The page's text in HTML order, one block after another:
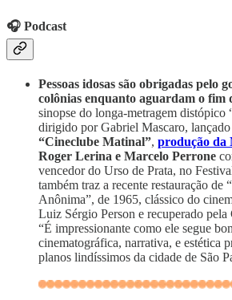
🎧 Podcast
Pessoas idosas são obrigadas pelo
colônias enquanto aguardam o fim
sinopse do longa-metragem
dirigido por Gabriel Mascaro,
“Cineclube Matinal”, produção da
Roger Lerina e Marcelo Perrone
vencedor do Urso de Prata, no
também traz a recente restauração de
Anônima”, de 1965, clássico do
Luiz Sérgio Person e recuperado pela
“É impressionante como ele segue
cinematográfica, narrativa, e estética
planos lindíssimos da cidade de São